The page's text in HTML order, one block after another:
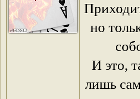
но
И это,
лишь